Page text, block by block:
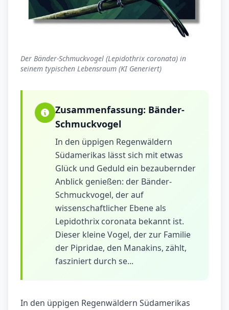
Der Bänder-Schmuckvogel (Lepidothrix coronata) in
seinem typischen Lebensraum (KI Generiert)
Zusammenfassung: Bänder-
Schmuckvogel
In den üppigen Regenwäldern
Südamerikas lässt sich mit etwas
Glück und Geduld ein bezaubernder
Anblick genießen: der Bänder-
Schmuckvogel, der auf
wissenschaftlicher Ebene als
Lepidothrix coronata bekannt ist.
Dieser kleine Vogel, der zur Familie
der Pipridae, den Manakins, zählt,
fasziniert durch se...
In den üppigen Regenwäldern Südamerikas